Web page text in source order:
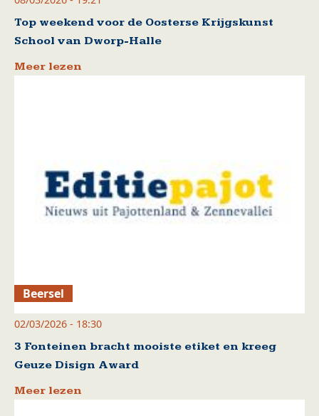
Top weekend voor de Oosterse Krijgskunst
School van Dworp-Halle
Meer lezen
Beersel
02/03/2026 - 18:30
3 Fonteinen bracht mooiste etiket en kreeg
Geuze Disign Award
Meer lezen